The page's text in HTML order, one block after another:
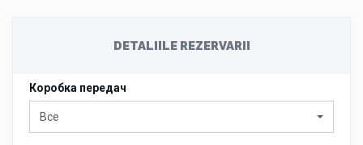
DETALIILE REZERVARII
Коробка передач
Все